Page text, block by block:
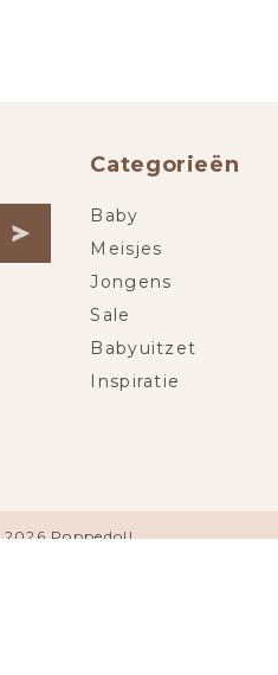
Categorieën
Baby
Meisjes
Jongens
Sale
Babyuitzet
Inspiratie
Poppedoll